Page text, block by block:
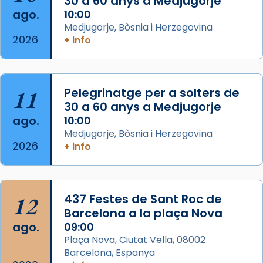
Josep Omella, ha presidit la missa i l’ha
concelebrat el bisbe auxiliar de Barcelona,
Mons. David Abadías.
📸 Dr. G. Simón
Foto
View on Facebook · Share
Arquebisbat de Barcelona
2 weeks ago
Acompanyant la història de sant Cugat, a
partir de l’Edat Mitjana sorgeix la tradició
que les santes Juliana (“relatiu a Júlia”) i
Semproniana (“relatiu a Semprònia =
eterna”) són deixebles seves. I l’any 1667, el
ago.
2026
10:00
Medjugorje, Bòsnia i Herzegovina
+ info
11
ago.
2026
Pelegrinatge per a solters de
30 a 60 anys a Medjugorje
10:00
Medjugorje, Bòsnia i Herzegovina
+ info
12
ago.
437 Festes de Sant Roc de
Barcelona a la plaça Nova
09:00
Plaça Nova, Ciutat Vella, 08002
Barcelona, Espanya